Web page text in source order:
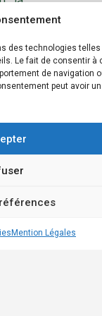
des technologies
Le fait de consentir à
de navigation
peut avoir
Mention Légales
tri des
les
Les
et